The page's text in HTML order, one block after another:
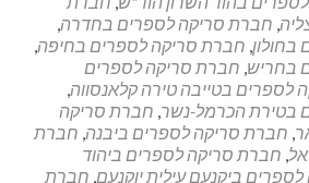
, חברת סריקה לספרים בחדרה,
, חברת סריקה לספרים בחיפה,
בחריש, חברת סריקה לספרים
לספרים בטייבה טירה קלאנסווה,
בטירת הכרמל-נשר, חברת סריקה
, חברת סריקה לספרים ביבנה, חברת
, חברת סריקה לספרים ביהוד
ביקנעם עילית יוקנעם, חברת